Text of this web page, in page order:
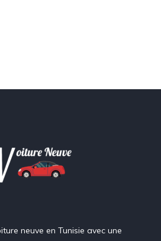
neuve en Tunisie avec une